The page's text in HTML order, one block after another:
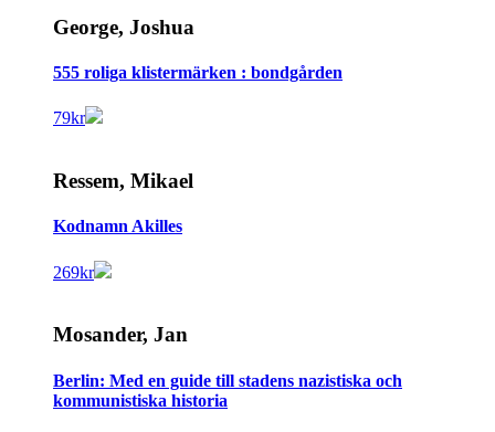
George, Joshua
555 roliga klistermärken : bondgården
79kr
Ressem, Mikael
Kodnamn Akilles
269kr
Mosander, Jan
Berlin: Med en guide till stadens nazistiska och
kommunistiska historia